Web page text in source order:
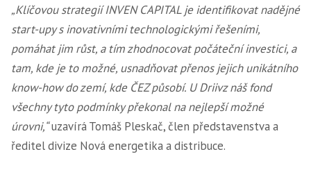
„Klíčovou strategií INVEN CAPITAL je identifikovat nadějné
start-upy s inovativními technologickými řešeními,
pomáhat jim růst, a tím zhodnocovat počáteční investici, a
tam, kde je to možné, usnadňovat přenos jejich unikátního
know-how do zemí, kde ČEZ působí. U Driivz náš fond
všechny tyto podmínky překonal na nejlepší možné
úrovni,“uzavírá Tomáš Pleskač, člen představenstva a
ředitel divize Nová energetika a distribuce.